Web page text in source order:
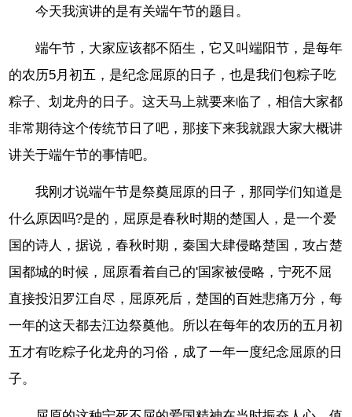
今天我演讲的是有关端午节的题目。
端午节，大家应该都不陌生，它又叫端阳节，是每年
的农历5月初五，是纪念屈原的日子，也是我们包粽子吃
粽子、划龙舟的日子。这天马上就要来临了，相信大家都
非常期待这个传统节日了吧，那接下来我就跟大家大概讲
讲关于端午节的事情吧。
我刚才说端午节是祭奠屈原的日子，那同学们知道是
什么原因吗?是的，屈原是春秋时期的楚国人，是一个爱
国的诗人，据说，春秋时期，秦国大肆侵略楚国，攻占楚
国都城的时候，屈原看着自己的'国家被侵略，宁死不屈
直接投汨罗江自尽，屈原死后，楚国的百姓悲痛万分，每
一年的这天都去江边祭奠他。所以在每年的农历的五月初
五才有吃粽子化龙舟的习俗，成了一年一度纪念屈原的日
子。